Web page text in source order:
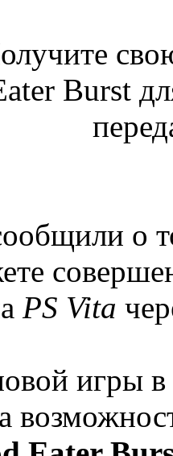
о
PS Vita
игры в